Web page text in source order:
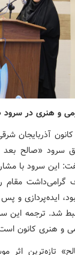
و هنری در سرود
آذربایجان
سرود «صالح
این سرود با
گرامی‌داشت مقام
ایده‌پردازی و
شد. ترجمه این
و هنری کانون
تازه‌ترین اثر